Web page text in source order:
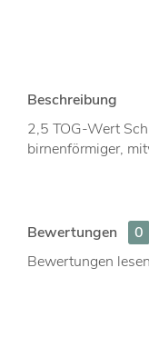
Beschreibung
2,5 TOG-Wert
birnenförmiger,
Bewertungen
0
Bewertungen